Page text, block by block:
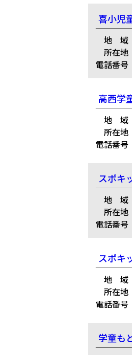
喜小児
地 域
所在地
電話番号
高西学
地 域
所在地
電話番号
スポキ
地 域
所在地
電話番号
スポキ
地 域
所在地
電話番号
学童も